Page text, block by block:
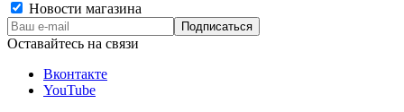
Новости магазина
Оставайтесь на связи
Вконтакте
YouTube